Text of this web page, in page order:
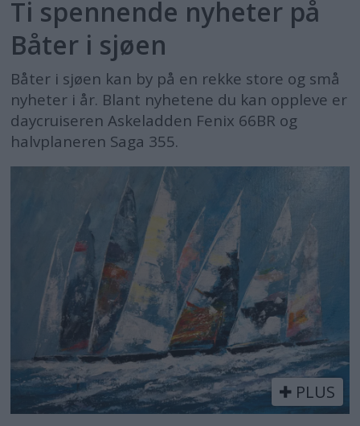
Ti spennende nyheter på
Båter i sjøen
Båter i sjøen kan by på en rekke store og små
nyheter i år. Blant nyhetene du kan oppleve er
daycruiseren Askeladden Fenix 66BR og
halvplaneren Saga 355.
PLUS